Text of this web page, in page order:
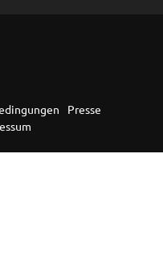
Presse